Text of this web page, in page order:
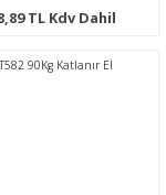
TL Kdv Dahil